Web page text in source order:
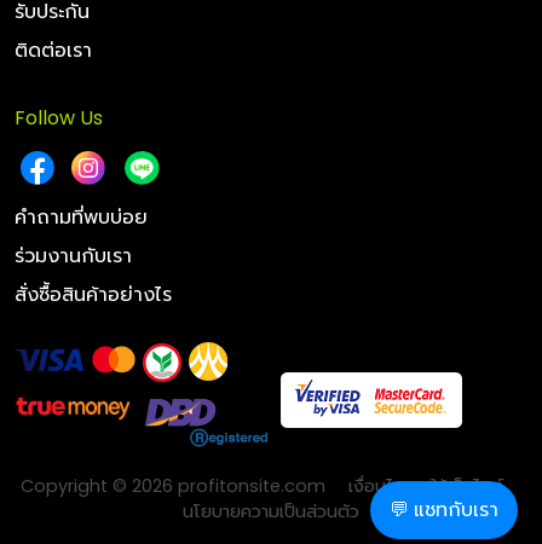
รับประกัน
ติดต่อเรา
Follow Us
คำถามที่พบบ่อย
ร่วมงานกับเรา
สั่งซื้อสินค้าอย่างไร
Copyright © 2026 profitonsite.com
เงื่อนไขการใช้เว็บไซต์
นโยบายความเป็นส่วนตัว
💬 แชทกับเรา